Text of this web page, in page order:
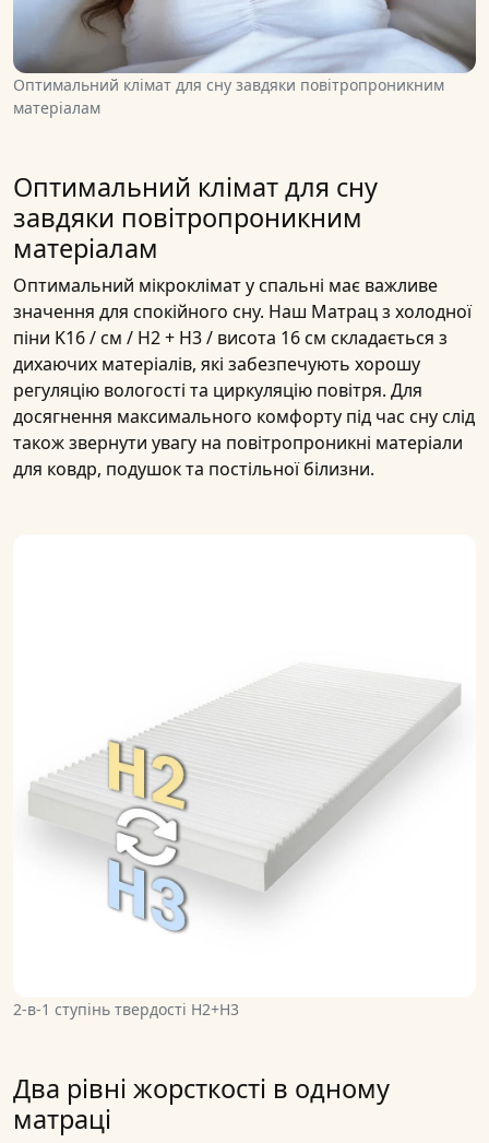
Оптимальний клімат для сну завдяки повітропроникним
матеріалам
Оптимальний клімат для сну
завдяки повітропроникним
матеріалам
Оптимальний мікроклімат у спальні має важливе
значення для спокійного сну. Наш Матрац з холодної
піни K16 / см / H2 + H3 / висота 16 см складається з
дихаючих матеріалів, які забезпечують хорошу
регуляцію вологості та циркуляцію повітря. Для
досягнення максимального комфорту під час сну слід
також звернути увагу на повітропроникні матеріали
для ковдр, подушок та постільної білизни.
2-в-1 ступінь твердості H2+H3
Два рівні жорсткості в одному
матраці